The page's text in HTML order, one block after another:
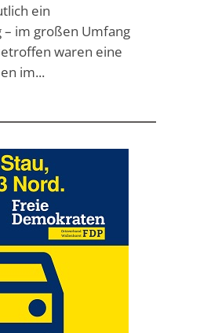
ein
im großen Umfang
waren eine
im...